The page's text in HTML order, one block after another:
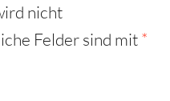
nicht
Felder sind mit*